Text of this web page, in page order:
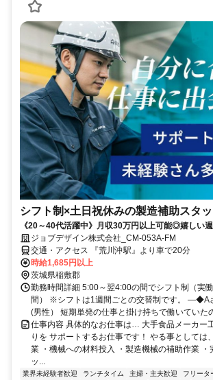
シフト制×土日祝休みの製造補助スタ
《20～40代活躍中》月収30万円以上可能◎嬉しい
ジョブデザイン株式会社_CM-053A-FM
交通・アクセス 『荒川沖駅』より車で20分
時給1,685円以上
茨城県稲敷郡
勤務時間詳細 5:00～翌4:00の間でシフト制（実
間） ※シフトは1週間ごとの交替制です。 ―◆A
(男性） 短期単発の仕事と掛け持ちで働いていた
仕事内容 具体的なお仕事は… 大手食品メーカー
りを サポートするお仕事です！ やる事としては
業 ・機械への材料投入 ・製造機械の補助作業 ・
ッ...
業界未経験者歓迎 ランチタイム 主婦・主夫歓迎 フリータ